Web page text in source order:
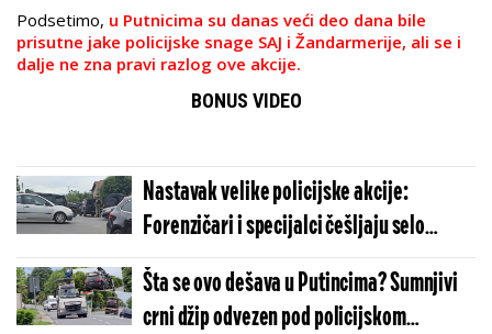
Podsetimo, u Putnicima su danas veći deo dana bile
prisutne jake policijske snage SAJ i Žandarmerije, ali se i
dalje ne zna pravi razlog ove akcije.
BONUS VIDEO
Nastavak velike policijske akcije:
Forenzičari i specijalci češljaju selo
Ljukovo (FOTO)
Šta se ovo dešava u Putincima? Sumnjivi
crni džip odvezen pod policijskom